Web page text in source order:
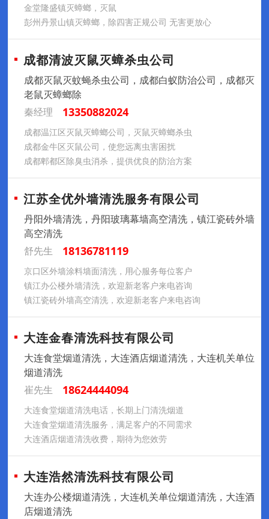
金堂隆盛镇灭蟑螂，灭鼠
彭州丹景山镇灭蟑螂，除四害正规公司 无害更放心
成都清波灭鼠灭蟑杀虫公司
成都灭鼠灭蚊蝇杀虫公司，成都白蚁防治公司，成都灭
老鼠灭蟑螂除
秦经理
13350882024
成都温江区灭鼠灭蟑螂公司，灭鼠灭蟑螂杀虫
成都金牛区灭鼠公司，使您远离虫害困扰
成都郫都区除臭虫消杀，提供优良的防治方案
江苏全优外墙清洗服务有限公司
丹阳外墙清洗，丹阳玻璃幕墙高空清洗，镇江瓷砖外墙
高空清洗
舒先生
18136781119
京口区外墙涂料墙面清洗，用心服务每位客户
镇江办公楼外墙清洗，欢迎新老客户来电咨询
镇江瓷砖外墙高空清洗，欢迎新老客户来电咨询
大连金春清洗科技有限公司
大连食堂烟道清洗，大连酒店烟道清洗，大连机关单位
烟道清洗
崔先生
18624444094
大连食堂烟道清洗电话，长期上门清洗烟道
大连食堂烟道清洗服务，满足客户的不同需求
大连酒店烟道清洗收费，期待为您效劳
大连浩然清洗科技有限公司
大连办公楼烟道清洗，大连机关单位烟道清洗，大连酒
店烟道清洗